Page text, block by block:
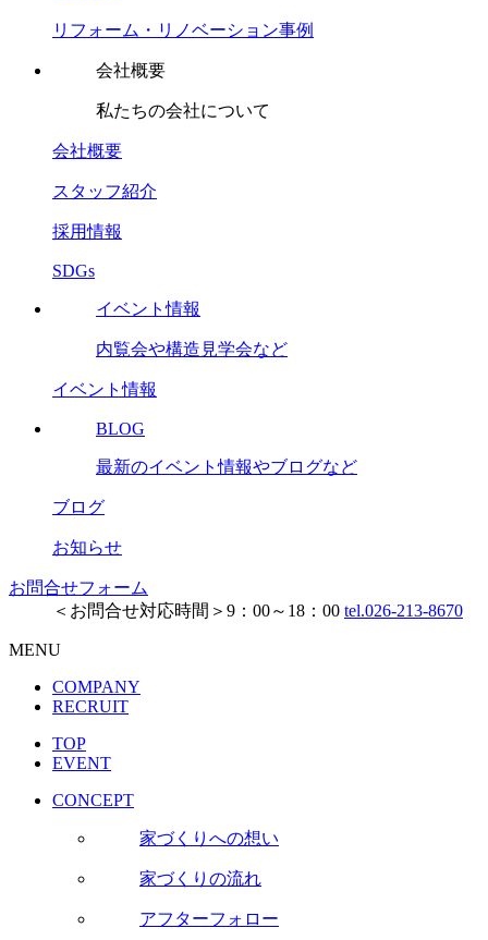
リフォーム・リノベーション事例
会社概要
私たちの会社について
会社概要
スタッフ紹介
採用情報
SDGs
イベント情報
内覧会や構造見学会など
イベント情報
BLOG
最新のイベント情報やブログなど
ブログ
お知らせ
お問合せフォーム
＜お問合せ対応時間＞9：00～18：00 tel.026-213-8670
MENU
COMPANY
RECRUIT
TOP
EVENT
CONCEPT
家づくりへの想い
家づくりの流れ
アフターフォロー